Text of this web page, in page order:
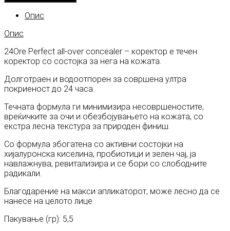
Опис
Опис
24Ore Perfect all-over concealer – коректор е течен
коректор со состојка за нега на кожата.
Долготраен и водоотпорен за совршена ултра
покриеност до 24 часа.
Течната формула ги минимизира несовршеностите,
вреќичките за очи и обезбојувањето на кожата, со
екстра лесна текстура за природен финиш.
Со формула збогатена со активни состојки на
хијалуронска киселина, пробиотици и зелен чај, ја
навлажнува, ревитализира и се бори со слободните
радикали.
Благодарение на макси апликаторот, може лесно да се
нанесе на целото лице.
Пакување (гр): 5,5